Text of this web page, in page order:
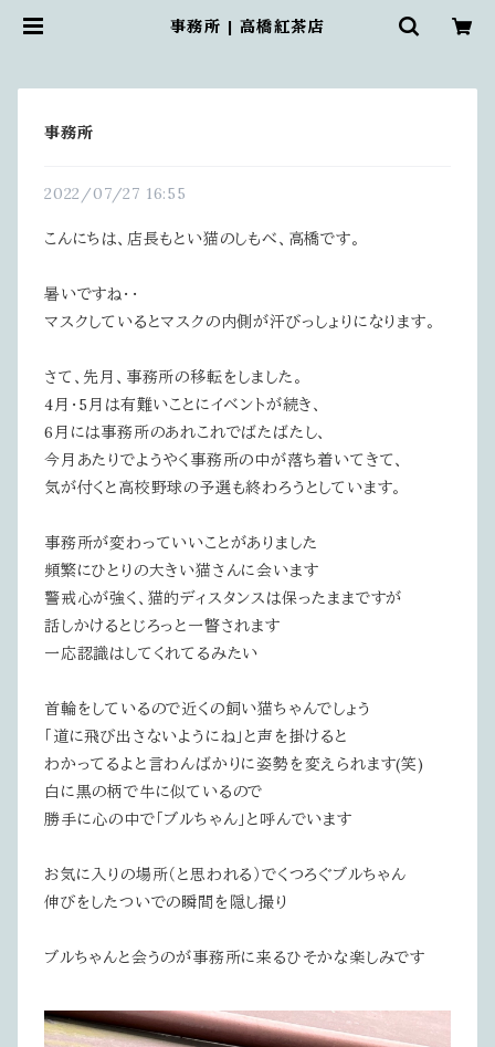
事務所 | 高橋紅茶店
事務所
2022/07/27 16:55
こんにちは、店長もとい猫のしもべ、高橋です。
暑いですね・・
マスクしているとマスクの内側が汗びっしょりになります。
さて、先月、事務所の移転をしました。
4月・5月は有難いことにイベントが続き、
6月には事務所のあれこれでばたばたし、
今月あたりでようやく事務所の中が落ち着いてきて、
気が付くと高校野球の予選も終わろうとしています。
事務所が変わっていいことがありました
頻繁にひとりの大きい猫さんに会います
警戒心が強く、猫的ディスタンスは保ったままですが
話しかけるとじろっと一瞥されます
一応認識はしてくれてるみたい
首輪をしているので近くの飼い猫ちゃんでしょう
「道に飛び出さないようにね」と声を掛けると
わかってるよと言わんばかりに姿勢を変えられます(笑)
白に黒の柄で牛に似ているので
勝手に心の中で「ブルちゃん」と呼んでいます
お気に入りの場所（と思われる）でくつろぐブルちゃん
伸びをしたついでの瞬間を隠し撮り
ブルちゃんと会うのが事務所に来るひそかな楽しみです